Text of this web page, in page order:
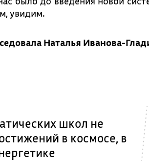
увидим.
Наталья Иванова-
школ не
в космосе, в